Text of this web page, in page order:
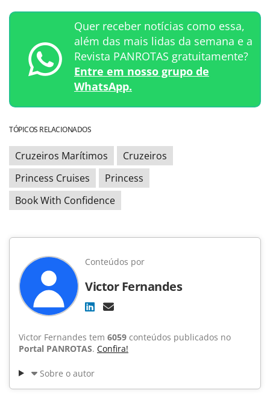
Quer receber notícias como essa,
além das mais lidas da semana e a
Revista PANROTAS gratuitamente?
Entre em nosso grupo de
WhatsApp.
TÓPICOS RELACIONADOS
Cruzeiros Marítimos
Cruzeiros
Princess Cruises
Princess
Book With Confidence
Conteúdos por
Victor Fernandes
Victor Fernandes tem 6059 conteúdos publicados no
Portal PANROTAS. Confira!
Sobre o autor